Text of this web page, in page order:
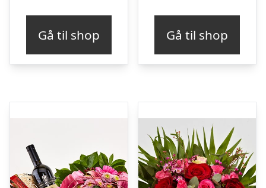
Gå til shop Gå til shop